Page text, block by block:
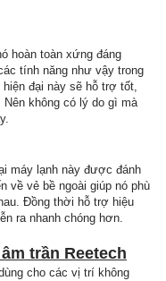
hoàn toàn xứng đáng
tính năng như vậy trong
đại này sẽ hỗ trợ tốt,
không có lý do gì mà
máy lạnh này được đánh
về vẻ bề ngoài giúp nó phù
Đồng thời hỗ trợ hiệu
ra nhanh chóng hơn.
trần Reetech
cho các vị trí không